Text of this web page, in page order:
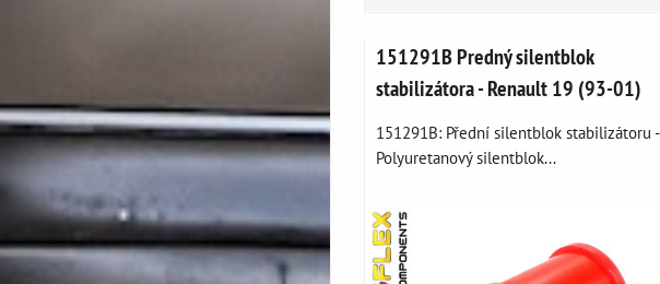
151291B Predný silentblok
stabilizátora - Renault 19 (93-01)
151291B: Přední silentblok stabilizátoru -
Polyuretanový silentblok...